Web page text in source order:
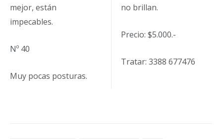
mejor, están
impecables.
Nº 40
Muy pocas posturas.
no brillan.
Precio: $5.000.-
Tratar: 3388 677476